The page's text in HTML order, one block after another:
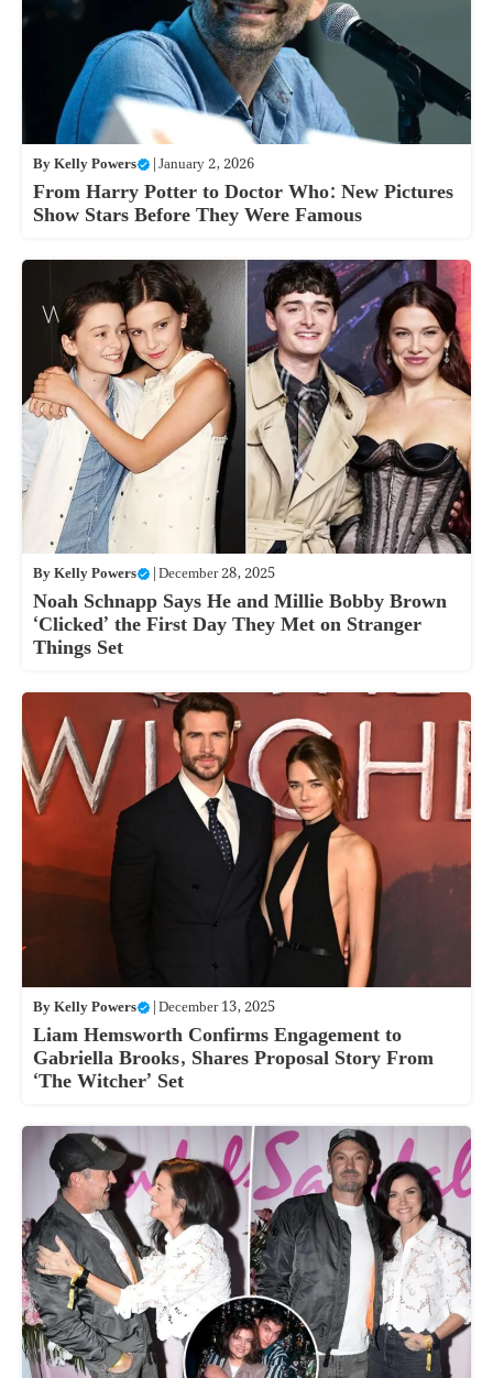
ByKelly Powers |January 2, 2026
From Harry Potter to Doctor Who: New Pictures
Show Stars Before They Were Famous
ByKelly Powers |December 28, 2025
Noah Schnapp Says He and Millie Bobby Brown
‘Clicked’ the First Day They Met on Stranger
Things Set
ByKelly Powers |December 13, 2025
Liam Hemsworth Confirms Engagement to
Gabriella Brooks, Shares Proposal Story From
‘The Witcher’ Set